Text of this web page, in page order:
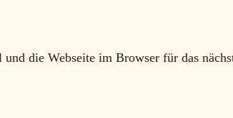
die Webseite im Browser für das